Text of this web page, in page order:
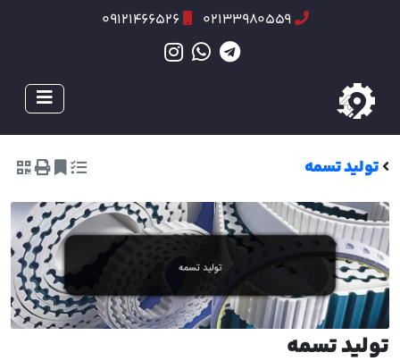
02133980559
09121466526
تولید تسمه
تولید تسمه